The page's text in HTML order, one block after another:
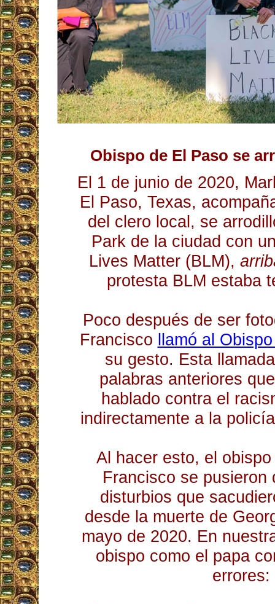
Obispo de El Paso se
El 1 de junio de 2020,
El Paso, Texas,
del clero local, se
Park de la ciudad con
Lives Matter (BLM),
protesta BLM estaba
Poco después de ser
Francisco llamó al
su gesto. Esta
palabras anteriores
hablado contra el
indirectamente a la
Al hacer esto, el
Francisco se pusieron
disturbios que
desde la muerte de
mayo de 2020. En
obispo como el papa
errores: